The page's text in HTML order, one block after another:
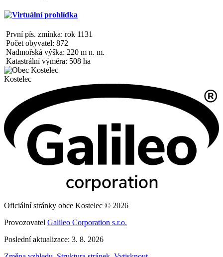
První pís. zmínka: rok 1131
Počet obyvatel: 872
Nadmořská výška: 220 m n. m.
Katastrální výměra: 508 ha
Kostelec
Oficiální stránky obce Kostelec © 2026
Provozovatel Galileo Corporation s.r.o.
Poslední aktualizace: 3. 8. 2026